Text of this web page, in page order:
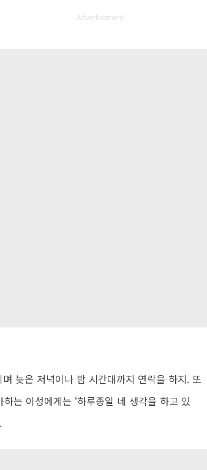
Advertisement
늦은 저녁이나 밤 시간대까지 연락을 하지. 또
는 이성에게는 ‘하루종일 네 생각을 하고 있